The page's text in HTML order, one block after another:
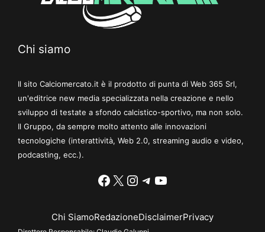
Chi siamo
Il sito Calciomercato.it è il prodotto di punta di Web 365 Srl,
un'editrice new media specializzata nella creazione e nello
sviluppo di testate a sfondo calcistico-sportivo, ma non solo.
Il Gruppo, da sempre molto attento alle innovazioni
tecnologiche (interattività, Web 2.0, streaming audio e video,
podcasting, ecc.).
Facebook
X Instagram
Telegram
YouTube
Chi SiamoRedazioneDisclaimerPrivacy